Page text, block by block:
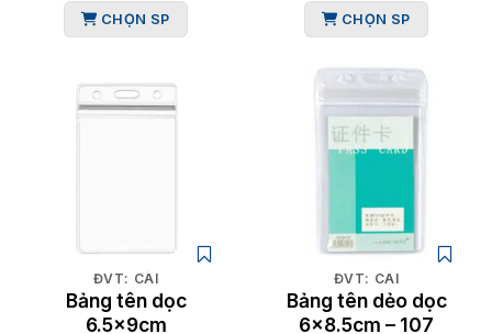
3,400 ₫.
CHỌN SP
3,500 ₫.
CHỌN SP
ĐVT: CÁI
Bảng tên dọc
6.5x9cm
ĐVT: CÁI
Bảng tên dẻo dọc
6×8.5cm – 107